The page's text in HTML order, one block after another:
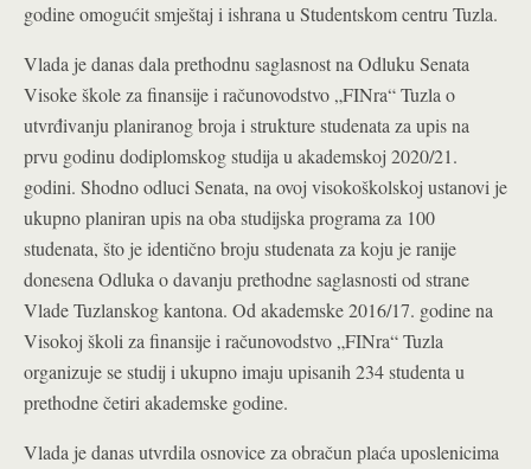
godine omogućit smještaj i ishrana u Studentskom centru Tuzla.
Vlada je danas dala prethodnu saglasnost na Odluku Senata
Visoke škole za finansije i računovodstvo „FINra“ Tuzla o
utvrđivanju planiranog broja i strukture studenata za upis na
prvu godinu dodiplomskog studija u akademskoj 2020/21.
godini. Shodno odluci Senata, na ovoj visokoškolskoj ustanovi je
ukupno planiran upis na oba studijska programa za 100
studenata, što je identično broju studenata za koju je ranije
donesena Odluka o davanju prethodne saglasnosti od strane
Vlade Tuzlanskog kantona. Od akademske 2016/17. godine na
Visokoj školi za finansije i računovodstvo „FINra“ Tuzla
organizuje se studij i ukupno imaju upisanih 234 studenta u
prethodne četiri akademske godine.
Vlada je danas utvrdila osnovice za obračun plaća uposlenicima